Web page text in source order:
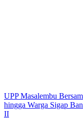
UPP Masalembu
hingga Warga Sigap
II